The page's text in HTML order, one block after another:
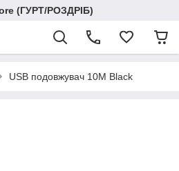
(ГУРТ/РОЗДРІБ)
USB подовжувач 10M Black